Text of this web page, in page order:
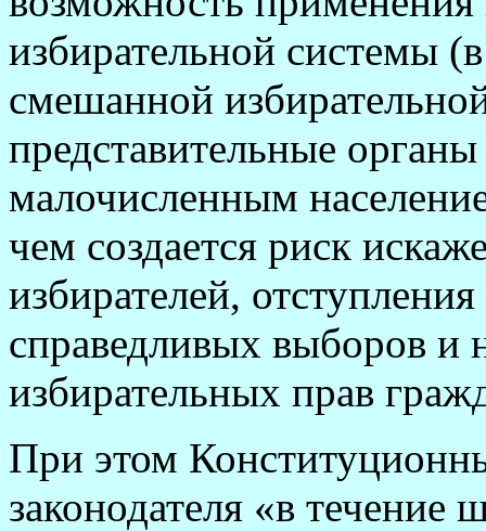
избирательной системы
смешанной
представительные
малочисленным
чем создается риск
избирателей,
справедливых выборов и
избирательных прав
При этом
законодателя «в течение